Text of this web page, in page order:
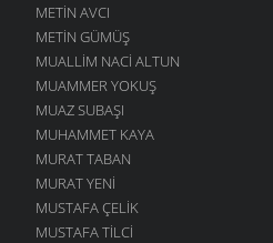
METIN AVCI
METIN GÜMÜŞ
MUALLIM NACI ALTUN
MUAMMER YOKUŞ
MUAZ SUBAŞI
MUHAMMET KAYA
MURAT TABAN
MURAT YENI
MUSTAFA ÇELIK
MUSTAFA TILCI